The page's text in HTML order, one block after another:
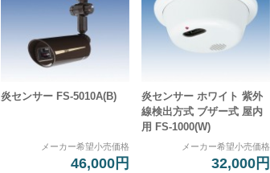
炎センサー FS-5010A(B)
メーカー希望小売価格
46,000円
炎センサー ホワイト 紫外
線検出方式 ブザー式 屋内
用 FS-1000(W)
メーカー希望小売価格
32,000円